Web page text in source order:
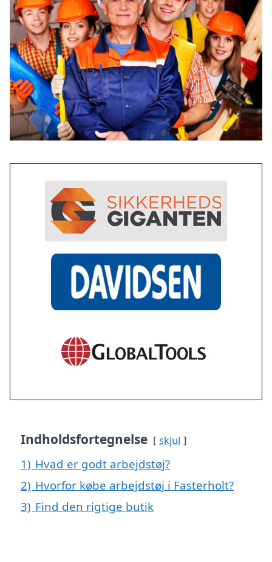
Indholdsfortegnelse skjul
1) Hvad er godt arbejdstøj?
2) Hvorfor købe arbejdstøj i Fasterholt?
3) Find den rigtige butik